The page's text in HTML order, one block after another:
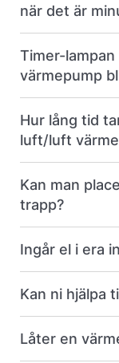
när det är
Timer-
värmepump
Hur lång tid
luft/luft
Kan man
trapp?
Ingår el i era
Kan ni hjälpa
Låter en